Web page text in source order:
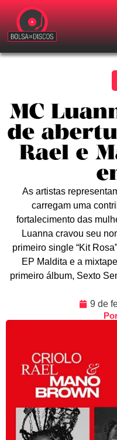
MC
de
Rael e
As artistas
carregam uma
fortalecimento das
Luanna cravou seu
primeiro single “Kit
EP Maldita e a
primeiro álbum, Sexto
9 de